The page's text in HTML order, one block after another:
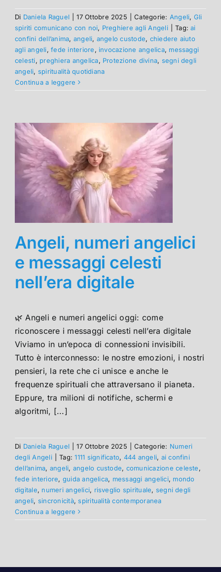
Di Daniela Raguel 17 Ottobre 2025 Categorie: Angeli, Gli
spiriti comunicano con noi, Preghiere agli Angeli Tag:ai
confini dell’anima, angeli, angelo custode, chiedere aiuto
agli angeli,fede interiore, invocazione angelica, messaggi
celesti, preghiera angelica, Protezione divina, segni degli
angeli, spiritualità quotidiana
Continua a leggere
Angeli, numeri angelici
e messaggi celesti
nell’era digitale
🌿 Angeli e numeri angelici oggi: come
riconoscere i messaggi celesti nell’era digitale
Viviamo in un’epoca di connessioni invisibili.
Tutto è interconnesso: le nostre emozioni, i nostri
pensieri, la rete che ci unisce e anche le
frequenze spirituali che attraversano il pianeta.
Eppure, tra milioni di notifiche, schermi e
algoritmi, [...]
Di Daniela Raguel 17 Ottobre 2025 Categorie: Numeri
degli Angeli
Tag:1111 significato, 444 angeli, ai confini
dell’anima, angeli, angelo custode, comunicazione celeste,
fede interiore, guida angelica, messaggi angelici, mondo
digitale, numeri angelici, risveglio spirituale, segni degli
angeli, sincronicità,spiritualità contemporanea
Continua a leggere